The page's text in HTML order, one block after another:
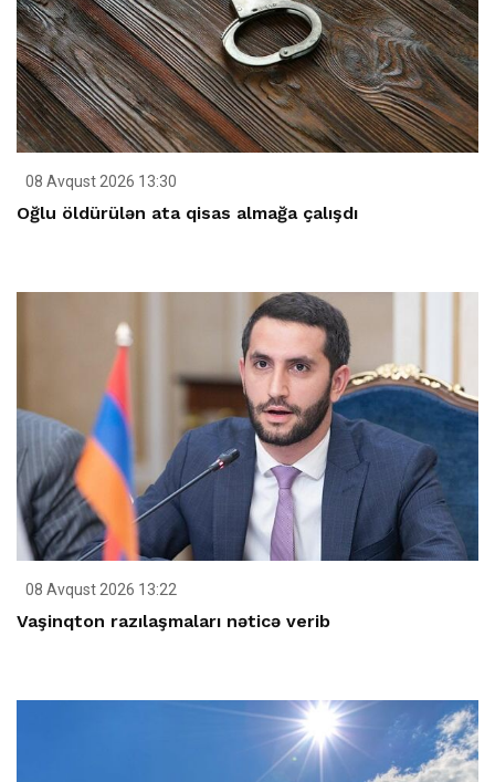
08 Avqust 2026 13:30
Oğlu öldürülən ata qisas almağa çalışdı
08 Avqust 2026 13:22
Vaşinqton razılaşmaları nəticə verib